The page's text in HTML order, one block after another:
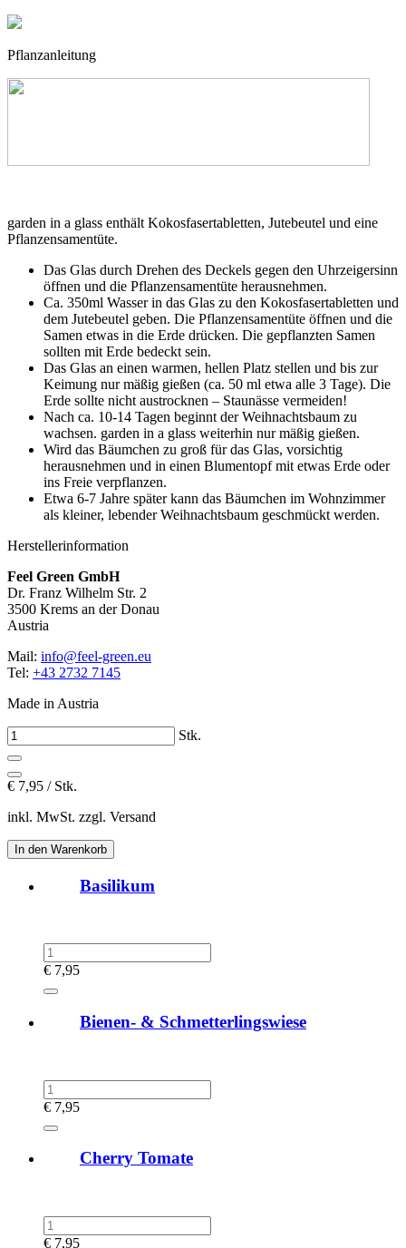
Pflanzanleitung
garden in a glass enthält Kokosfasertabletten, Jutebeutel und eine
Pflanzensamentüte.
Das Glas durch Drehen des Deckels gegen den Uhrzeigersinn
öffnen und die Pflanzensamentüte herausnehmen.
Ca. 350ml Wasser in das Glas zu den Kokosfasertabletten und
dem Jutebeutel geben. Die Pflanzensamentüte öffnen und die
Samen etwas in die Erde drücken. Die gepflanzten Samen
sollten mit Erde bedeckt sein.
Das Glas an einen warmen, hellen Platz stellen und bis zur
Keimung nur mäßig gießen (ca. 50 ml etwa alle 3 Tage). Die
Erde sollte nicht austrocknen – Staunässe vermeiden!
Nach ca. 10-14 Tagen beginnt der Weihnachtsbaum zu
wachsen. garden in a glass weiterhin nur mäßig gießen.
Wird das Bäumchen zu groß für das Glas, vorsichtig
herausnehmen und in einen Blumentopf mit etwas Erde oder
ins Freie verpflanzen.
Etwa 6-7 Jahre später kann das Bäumchen im Wohnzimmer
als kleiner, lebender Weihnachtsbaum geschmückt werden.
Herstellerinformation
Feel Green GmbH
Dr. Franz Wilhelm Str. 2
3500 Krems an der Donau
Austria
Mail: info@feel-green.eu
Tel: +43 2732 7145
Made in Austria
Stk.
€ 7,95 / Stk.
inkl. MwSt. zzgl. Versand
Basilikum
€ 7,95
Bienen- & Schmetterlingswiese
€ 7,95
Cherry Tomate
€ 7,95